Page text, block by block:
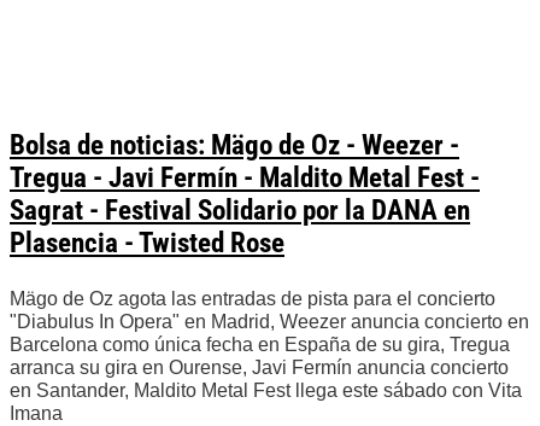
Bolsa de noticias: Mägo de Oz - Weezer -
Tregua - Javi Fermín - Maldito Metal Fest -
Sagrat - Festival Solidario por la DANA en
Plasencia - Twisted Rose
Mägo de Oz agota las entradas de pista para el concierto
"Diabulus In Opera" en Madrid, Weezer anuncia concierto en
Barcelona como única fecha en España de su gira, Tregua
arranca su gira en Ourense, Javi Fermín anuncia concierto
en Santander, Maldito Metal Fest llega este sábado con Vita
Imana